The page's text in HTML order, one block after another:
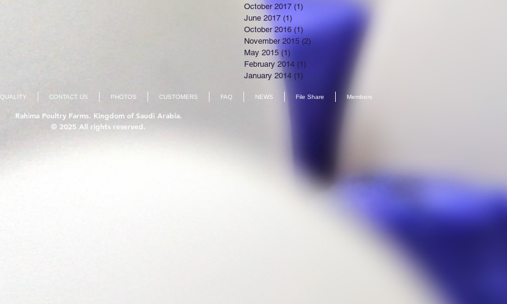
October 2017 (1)
June 2017 (1)
October 2016 (1)
November 2015 (2)
May 2015 (1)
February 2014 (1)
January 2014 (1)
QUALITY CONTACT US PHOTOS CUSTOMERS FAQ NEWS File Share Members
Rahima Poultry Farms. Kingdom of Saudi Arabia.
© 2025 All rights reserved.